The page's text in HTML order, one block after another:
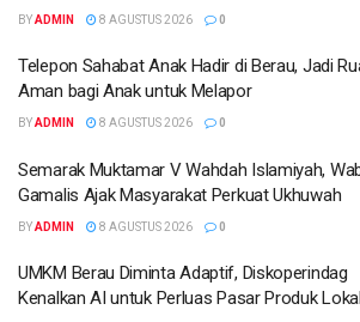
BYADMIN 8 AGUSTUS 2026 0
Telepon Sahabat Anak Hadir di Berau, Jadi
Aman bagi Anak untuk Melapor
BYADMIN 8 AGUSTUS 2026 0
Semarak Muktamar V Wahdah Islamiyah,
Gamalis Ajak Masyarakat Perkuat Ukhuwah
BYADMIN 8 AGUSTUS 2026 0
UMKM Berau Diminta Adaptif, Diskoperindag
Kenalkan AI untuk Perluas Pasar Produk Lokal